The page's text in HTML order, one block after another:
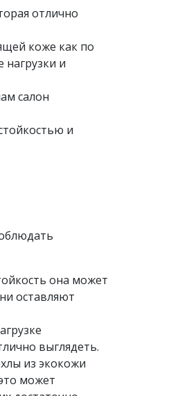
отлично
коже как по
и
салон
и
она может
оставляют
выглядеть.
из экокожи
может